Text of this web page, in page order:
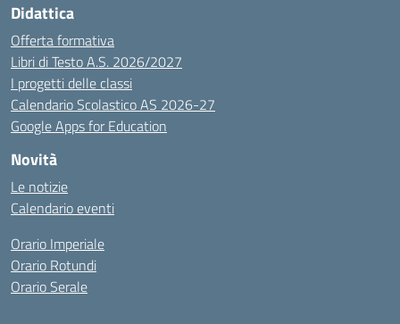
Didattica
Offerta formativa
Libri di Testo A.S. 2026/2027
I progetti delle classi
Calendario Scolastico AS 2026-27
Google Apps for Education
Novità
Le notizie
Calendario eventi
Orario Imperiale
Orario Rotundi
Orario Serale